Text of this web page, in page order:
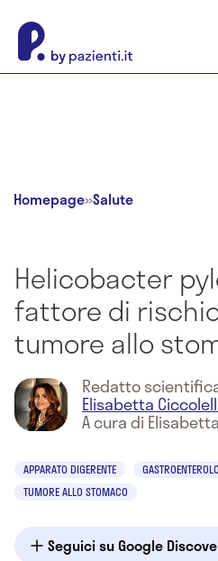
Homepage»Salute
Helicobacter
fattore di
tumore allo
Redatto
Elisabetta
A cura di
APPARATO DIGERENTE
TUMORE ALLO STOMACO
Seguici su Google